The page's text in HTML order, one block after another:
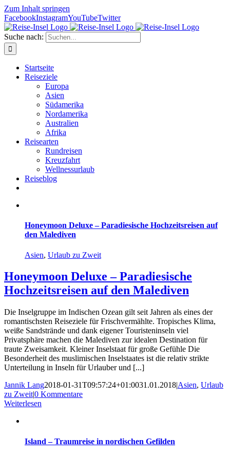
Zum Inhalt springen
FacebookInstagramYouTubeTwitter
Suche nach:
Startseite
Reiseziele
Europa
Asien
Südamerika
Nordamerika
Australien
Afrika
Reisearten
Rundreisen
Kreuzfahrt
Wellnessurlaub
Reiseblog
Honeymoon Deluxe – Paradiesische Hochzeitsreisen auf
den Malediven
Asien, Urlaub zu Zweit
Honeymoon Deluxe – Paradiesische
Hochzeitsreisen auf den Malediven
Die Inselgruppe im Indischen Ozean gilt seit Jahren als eines der
romantischsten Reiseziele für Frischvermählte. Tropisches Klima,
weiße Sandstrände und dank eigener Touristeninseln viel
Privatsphäre machen die Malediven zur idealen Destination für
traute Zweisamkeit. Kleiner Inselstaat für große Gefühle Die
Besonderheit des muslimischen Inselstaates ist die relativ strikte
Unterteilung in Inseln für Urlauber und [...]
Jannik Lang2018-01-31T09:57:24+01:0031.01.2018|Asien, Urlaub
zu Zweit|0 Kommentare
Weiterlesen
Island – Traumreise in nordischen Gefilden